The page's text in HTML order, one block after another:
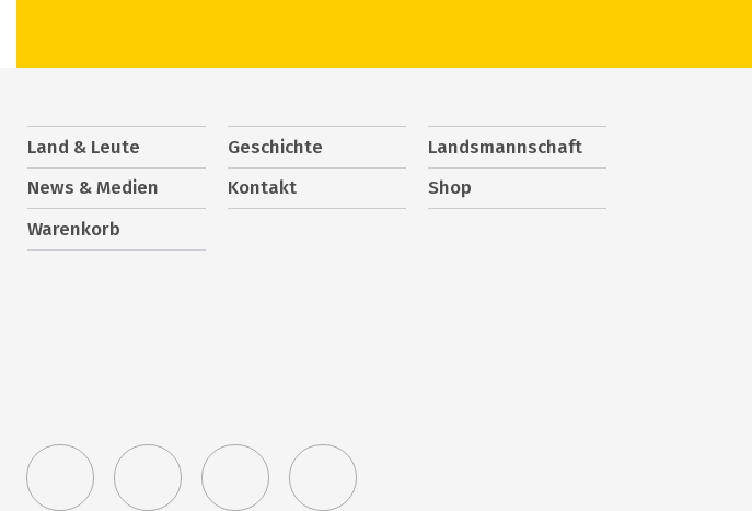
Land & Leute Geschichte
Landsmannschaft
News & Medien
Kontakt
Shop
Warenkorb